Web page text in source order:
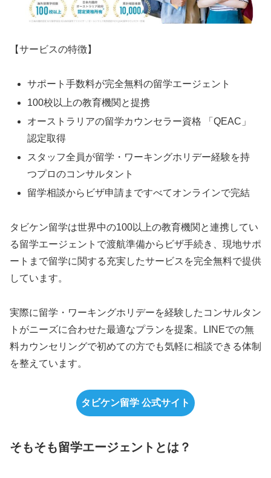
【サービスの特徴】
サポート手数料が完全無料の留学エージェント
100校以上の教育機関と提携
オーストラリアの留学カウンセラー資格 「QEAC」
認定取得
スタッフ全員が留学・ワーキングホリデー経験を持
つプロのコンサルタント
留学相談からビザ申請まですべてオンラインで完結
タビケン留学は世界中の100以上の教育機関と連携してい
る留学エージェントで渡航準備からビザ手続き、現地サポ
ートまで留学に関する充実したサービスを完全無料で提供
しています。
実際に留学・ワーキングホリデーを経験したコンサルタン
トがニーズに合わせた最適なプランを提案。LINEでの無
料カウンセリングで初めての方でも気軽に相談できる体制
を整えています。
タビケン留学 公式サイト
そもそも留学エージェントとは？